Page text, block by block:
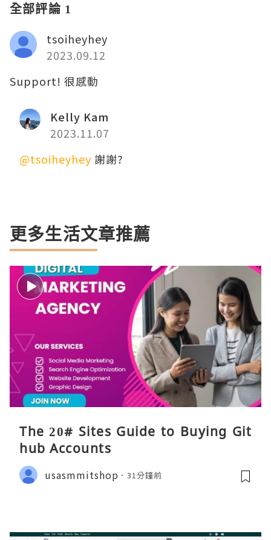
全部評論 1
tsoiheyhey
2023.09.12
Support! 很感動
Kelly Kam
2023.11.07
@tsoiheyhey 謝謝?
更多生活文章推薦
The 20# Sites Guide to Buying Git
hub Accounts
usasmmitshop 31分鐘前